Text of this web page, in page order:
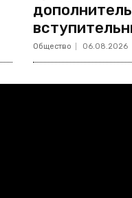
Общество 06.08.2026